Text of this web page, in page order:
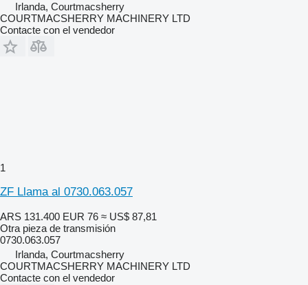
Irlanda, Courtmacsherry
COURTMACSHERRY MACHINERY LTD
Contacte con el vendedor
1
ZF Llama al 0730.063.057
ARS 131.400 EUR 76 ≈ US$ 87,81
Otra pieza de transmisión
0730.063.057
Irlanda, Courtmacsherry
COURTMACSHERRY MACHINERY LTD
Contacte con el vendedor